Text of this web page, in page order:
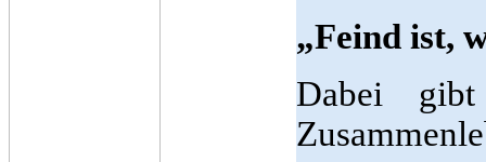
„Feind ist,
Dabei